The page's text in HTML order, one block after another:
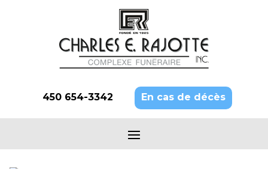
450 654-3342 En cas de décès